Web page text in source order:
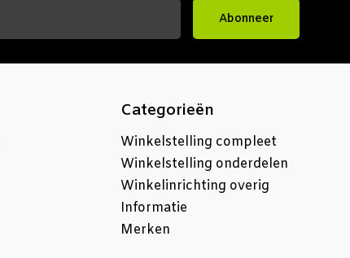
Abonneer
Categorieën
Winkelstelling compleet
Winkelstelling onderdelen
Winkelinrichting overig
Informatie
Merken